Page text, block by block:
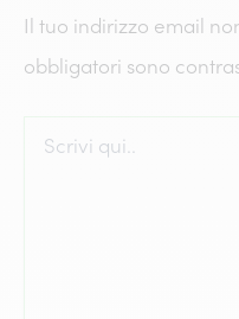
Il tuo indirizzo email
obbligatori sono
qui..